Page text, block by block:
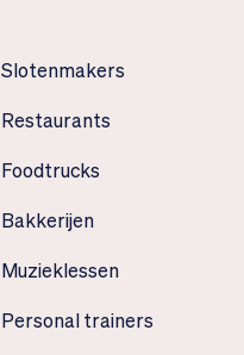
Slotenmakers
Restaurants
Foodtrucks
Bakkerijen
Muzieklessen
Personal trainers